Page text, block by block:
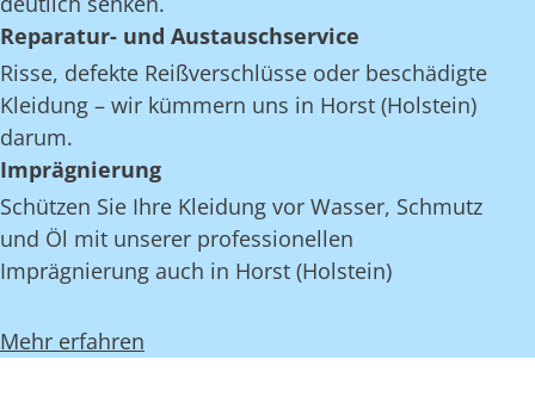
Reparatur- und Austauschservice
Risse, defekte Reißverschlüsse oder beschädigte
Kleidung – wir kümmern uns in Horst (Holstein)
darum.
Imprägnierung
Schützen Sie Ihre Kleidung vor Wasser, Schmutz
und Öl mit unserer professionellen
Imprägnierung auch in Horst (Holstein)
Mehr erfahren